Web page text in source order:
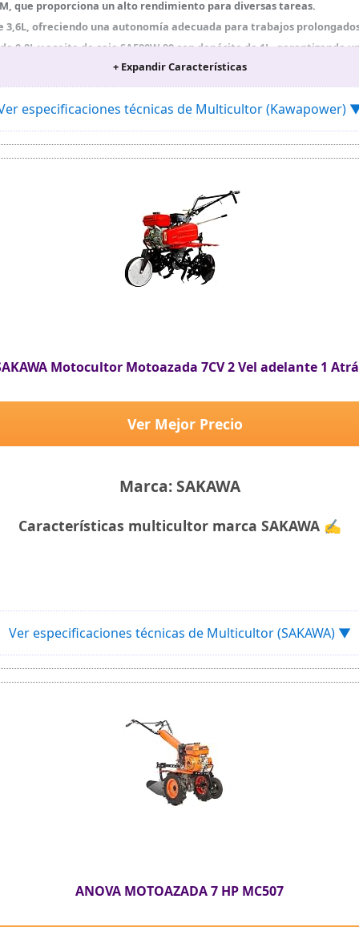
que proporciona un alto rendimiento para diversas tareas.
3,6L, ofreciendo una autonomía adecuada para trabajos
0,8L y aceite de caja SAE80W-90 con depósito de 1L, garantizando
hacia atrás, lo que permite un manejo simple y práctico.
de 58 cm, ideal para trabajos en espacios reducidos.
+ Expandir Características
especificaciones técnicas de Multicultor (Kawapower)
Motocultor Motoazada 7CV 2 Vel adelante 1
Marca: SAKAWA
Ver Mejor Precio
Características multicultor marca SAKAWA ✍
Ver especificaciones técnicas de Multicultor (SAKAWA) ▼
ANOVA MOTOAZADA 7 HP MC507